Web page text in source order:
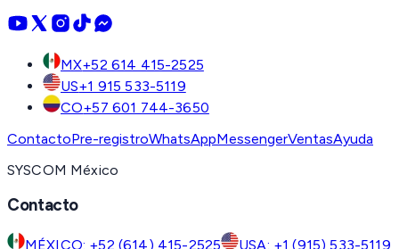
MX+52 614 415-2525
US+1 915 533-5119
CO+57 601 744-3650
ContactoPre-registroWhatsAppMessengerVentasAyuda
SYSCOM México
Contacto
MÉXICO: +52 (614) 415-2525 USA: +1 (915) 533-5119